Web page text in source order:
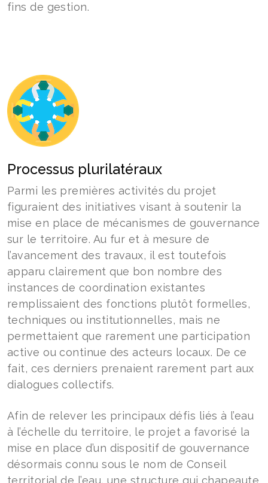
fins de gestion.
Processus plurilatéraux
Parmi les premières activités du projet
figuraient des initiatives visant à soutenir la
mise en place de mécanismes de gouvernance
sur le territoire. Au fur et à mesure de
l’avancement des travaux, il est toutefois
apparu clairement que bon nombre des
instances de coordination existantes
remplissaient des fonctions plutôt formelles,
techniques ou institutionnelles, mais ne
permettaient que rarement une participation
active ou continue des acteurs locaux. De ce
fait, ces derniers prenaient rarement part aux
dialogues collectifs.
Afin de relever les principaux défis liés à l’eau
à l’échelle du territoire, le projet a favorisé la
mise en place d’un dispositif de gouvernance
désormais connu sous le nom de Conseil